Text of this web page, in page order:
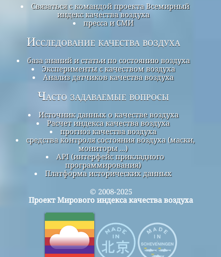
Связаться с командой проекта Всемирный
индекс качества воздуха
пресса и СМИ
Исследование качества воздуха
база знаний и статьи по состоянию воздуха
Эксперименты с качеством воздуха
Анализ датчиков качества воздуха
Часто задаваемые вопросы
Источник данных о качестве воздуха
Расчет индекса качества воздуха
прогноз качества воздуха
средства контроля состояния воздуха (маски,
мониторы ...)
API (интерфейс прикладного
программирования)
Платформа исторических данных
© 2008-2025
Проект Мирового индекса качества воздуха